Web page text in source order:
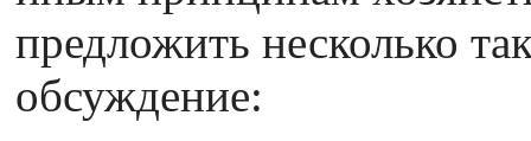
предложить несколько
обсуждение: